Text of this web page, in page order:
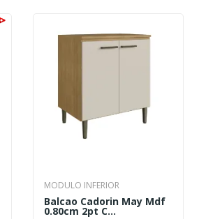
MODULO INFERIOR
Balcao Cadorin May Mdf
0.80cm 2pt C...